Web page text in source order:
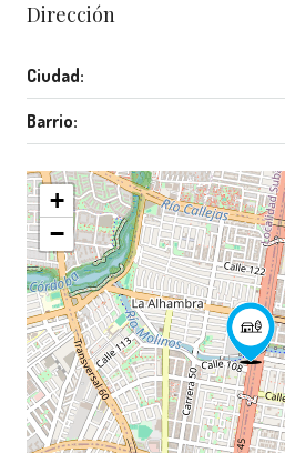
Dirección
Ciudad:
Barrio:
+
−